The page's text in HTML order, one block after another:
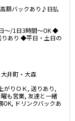
額バックあり♪日払
～/1日3時間～OK ◆
あり ◆平日・土日の
井町・大森
がりＯＫ, 送りあり,
も営業, 友達と一緒
OK, ドリンクバックあ